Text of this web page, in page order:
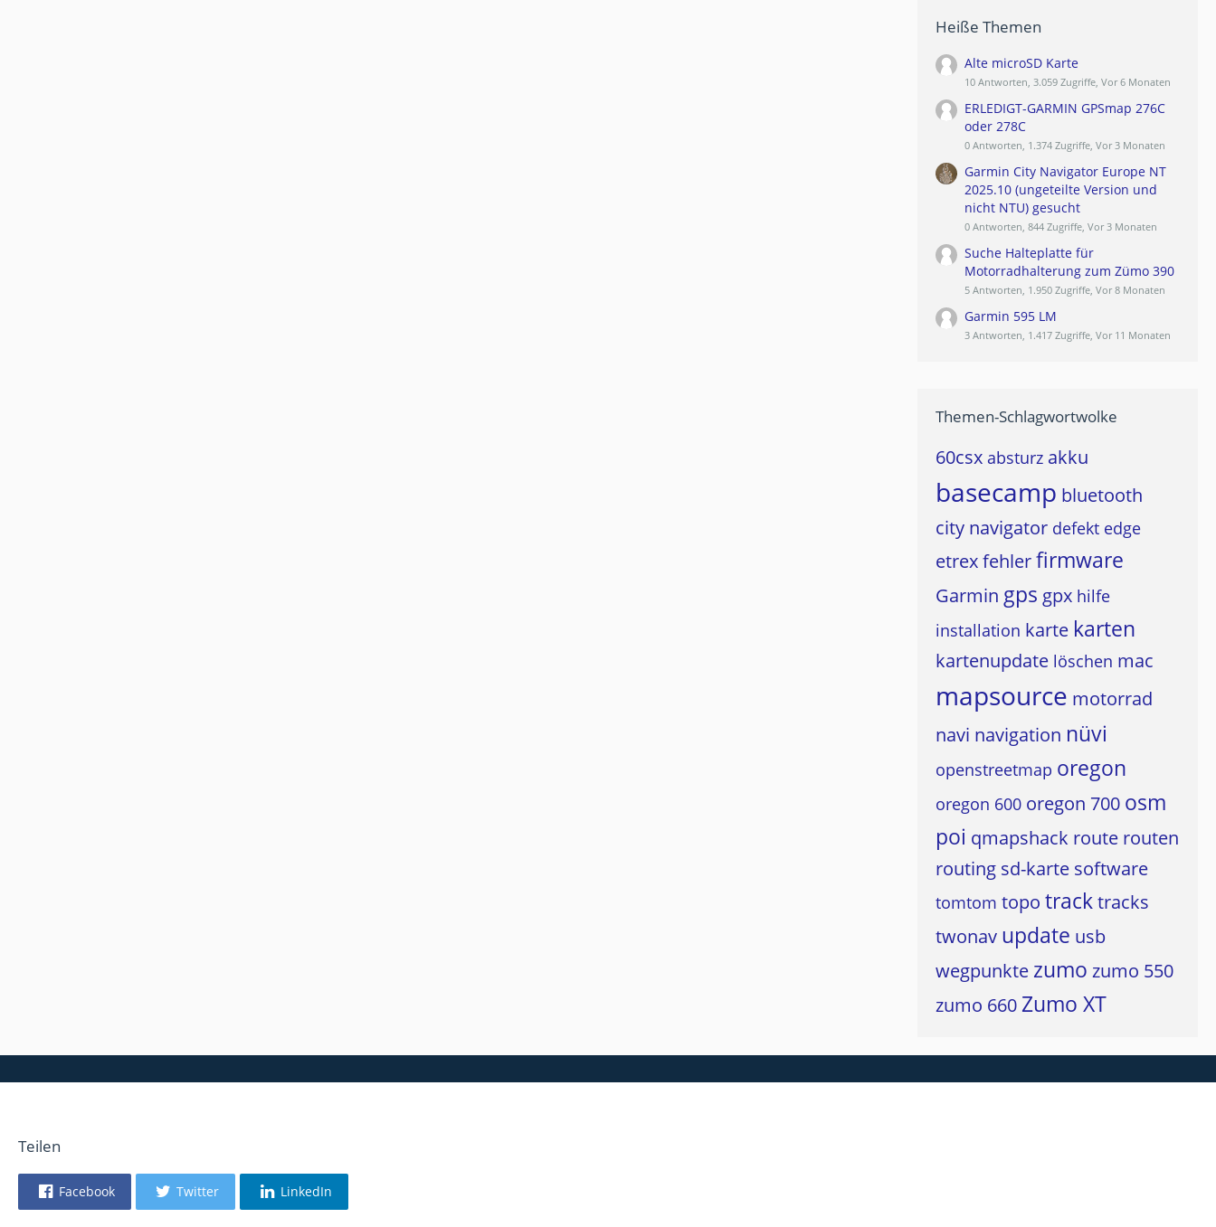
Heiße Themen
Alte microSD Karte
10 Antworten, 3.059 Zugriffe, Vor 6 Monaten
ERLEDIGT-GARMIN GPSmap 276C
oder 278C
0 Antworten, 1.374 Zugriffe, Vor 3 Monaten
Garmin City Navigator Europe NT
2025.10 (ungeteilte Version und
nicht NTU) gesucht
0 Antworten, 844 Zugriffe, Vor 3 Monaten
Suche Halteplatte für
Motorradhalterung zum Zümo 390
5 Antworten, 1.950 Zugriffe, Vor 8 Monaten
Garmin 595 LM
3 Antworten, 1.417 Zugriffe, Vor 11 Monaten
Themen-Schlagwortwolke
60csx absturz akku
basecamp bluetooth
city navigator defekt edge
etrexfehlerfirmware
Garmin gps gpx hilfe
installation karte karten
kartenupdate löschen mac
mapsource motorrad
navi navigation nüvi
openstreetmap oregon
oregon 600 oregon 700 osm
poi qmapshack route routen
routing sd-karte software
tomtom topo tracktracks
twonav update usb
wegpunkte zumo zumo 550
zumo 660 Zumo XT
Teilen
Facebook Twitter LinkedIn